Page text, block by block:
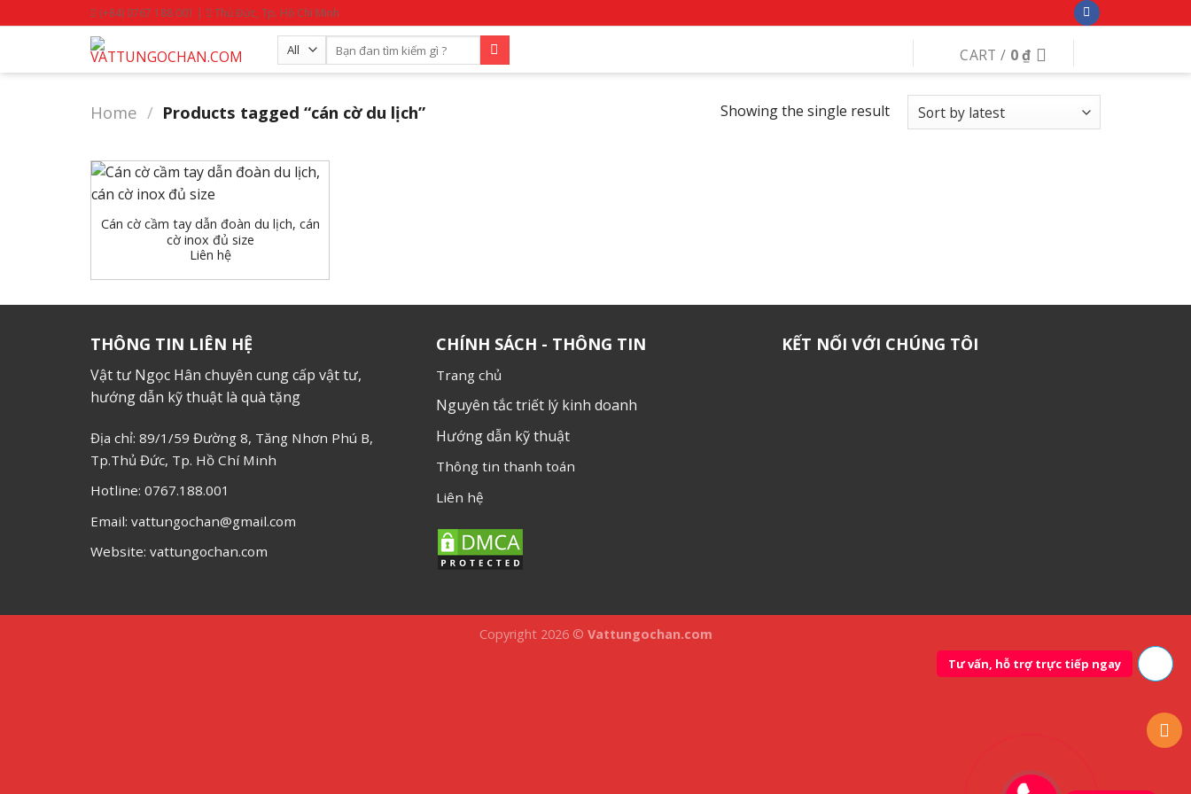
to
(+84) 0767 188 001 | Thủ Đức, Tp. Hồ Chí Minh
for:
CART / 0₫
Home / Products tagged “cán cờ du lịch” Showing the single result
Cán cờ cầm tay dẫn đoàn du lịch, cán
cờ inox đủ size
Liên hệ
THÔNG TIN LIÊN HỆ
Vật tư Ngọc Hân chuyên cung cấp vật tư,
hướng dẫn kỹ thuật là quà tặng
Địa chỉ: 89/1/59 Đường 8, Tăng Nhơn Phú B,
Tp.Thủ Đức, Tp. Hồ Chí Minh
Hotline: 0767.188.001
Email: vattungochan@gmail.com
Website: vattungochan.com
CHÍNH SÁCH - THÔNG TIN
Trang chủ
Nguyên tắc triết lý kinh doanh
Hướng dẫn kỹ thuật
Thông tin thanh toán
Liên hệ
KẾT NỐI VỚI CHÚNG TÔI
Copyright 2026 © Vattungochan.com
Tư vấn, hỗ trợ trực tiếp ngay